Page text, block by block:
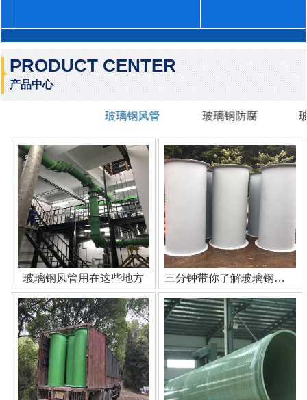
PRODUCT CENTER
产品中心
玻璃钢风管 玻璃钢防腐
玻璃钢风管用在这些地方 三分钟带你了解玻璃钢管道